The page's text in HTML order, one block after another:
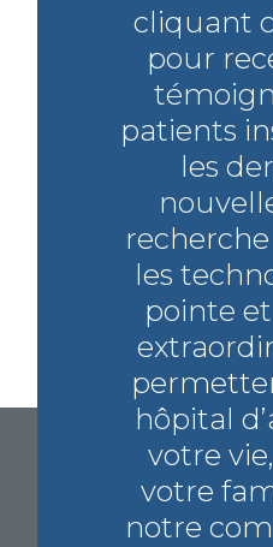
cliquant
pour
patients
les
les
pointe
hôpital
votre
votre
notre